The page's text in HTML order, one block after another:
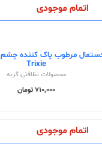
اتمام موجودی
Trixie
محصولات نظافتی گربه
710,000 تومان
اتمام موجودی